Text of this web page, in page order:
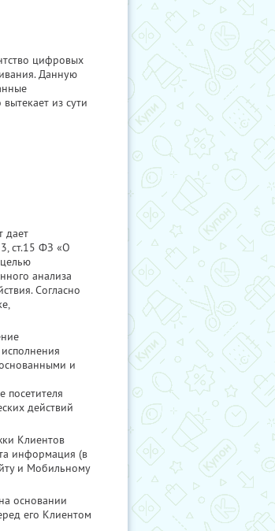
цифровых
Данную
из сути
дает
ст.15 ФЗ «О
анализа
Согласно
и
действий
Клиентов
информация (в
и Мобильному
основании
его Клиентом